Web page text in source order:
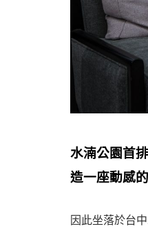
水湳公園首排
造一座動感
因此坐落於台